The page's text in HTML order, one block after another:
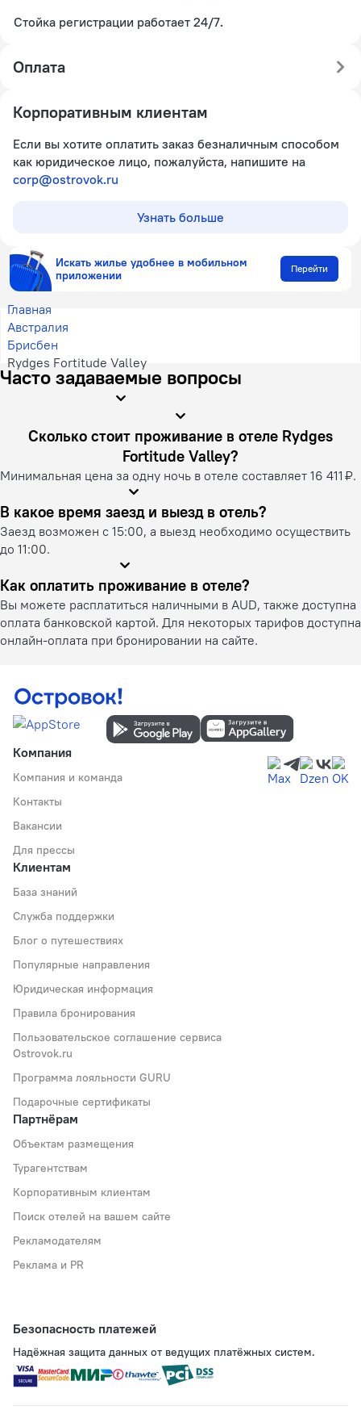
Стойка регистрации работает 24/7.
Оплата
Корпоративным клиентам
Если вы хотите оплатить заказ безналичным способом
как юридическое лицо, пожалуйста, напишите на
corp@ostrovok.ru
Узнать больше
Искать жилье удобнее в мобильном
приложении
Перейти
Главная
Австралия
Брисбен
Rydges Fortitude Valley
Часто задаваемые вопросы
Сколько стоит проживание в отеле Rydges
Fortitude Valley?
Минимальная цена за одну ночь в отеле составляет 16 411 ₽.
В какое время заезд и выезд в отель?
Заезд возможен с 15:00, а выезд необходимо осуществить
до 11:00.
Как оплатить проживание в отеле?
Вы можете расплатиться наличными в AUD, также доступна
оплата банковской картой. Для некоторых тарифов доступна
онлайн-оплата при бронировании на сайте.
Компания
Компания и команда
Контакты
Вакансии
Для прессы
Клиентам
База знаний
Служба поддержки
Блог о путешествиях
Популярные направления
Юридическая информация
Правила бронирования
Пользовательское соглашение сервиса
Ostrovok.ru
Программа лояльности GURU
Подарочные сертификаты
Партнёрам
Объектам размещения
Турагентствам
Корпоративным клиентам
Поиск отелей на вашем сайте
Рекламодателям
Реклама и PR
Безопасность платежей
Надёжная защита данных от ведущих платёжных систем.